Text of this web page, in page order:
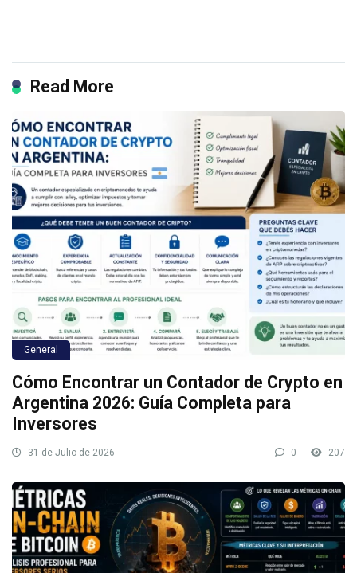
Read More
General
Cómo Encontrar un Contador de Crypto en
Argentina 2026: Guía Completa para
Inversores
31 de Julio de 2026 0 207